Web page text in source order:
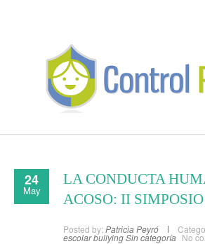
24
May
LA CONDUCTA
ACOSO: II SIMPOSIO
Posted by: Patricia Peyró
escolarbullyingSin categoría No